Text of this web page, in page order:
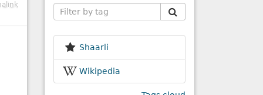
Shaarli
Wikipedia